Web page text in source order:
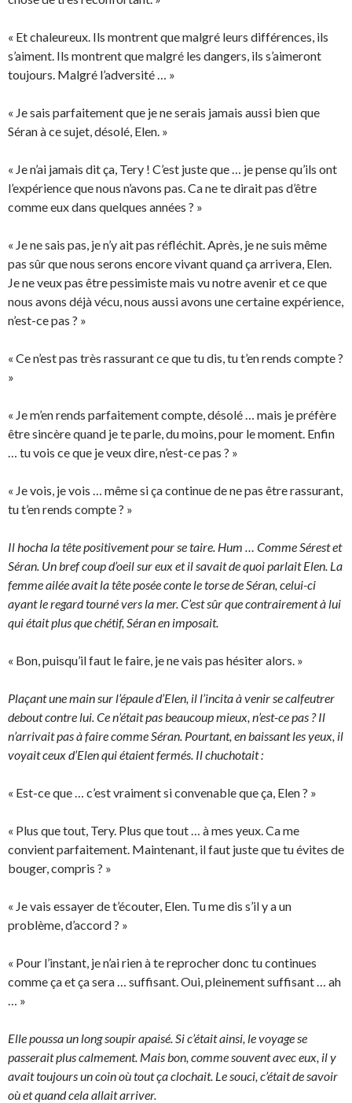
« Et chaleureux. Ils montrent que malgré leurs différences, ils
s’aiment. Ils montrent que malgré les dangers, ils s’aimeront
toujours. Malgré l’adversité … »
« Je sais parfaitement que je ne serais jamais aussi bien que
Séran à ce sujet, désolé, Elen. »
« Je n’ai jamais dit ça, Tery ! C’est juste que … je pense qu’ils ont
l’expérience que nous n’avons pas. Ca ne te dirait pas d’être
comme eux dans quelques années ? »
« Je ne sais pas, je n’y ait pas réfléchit. Après, je ne suis même
pas sûr que nous serons encore vivant quand ça arrivera, Elen.
Je ne veux pas être pessimiste mais vu notre avenir et ce que
nous avons déjà vécu, nous aussi avons une certaine expérience,
n’est-ce pas ? »
« Ce n’est pas très rassurant ce que tu dis, tu t’en rends compte ?
»
« Je m’en rends parfaitement compte, désolé … mais je préfère
être sincère quand je te parle, du moins, pour le moment. Enfin
… tu vois ce que je veux dire, n’est-ce pas ? »
« Je vois, je vois … même si ça continue de ne pas être rassurant,
tu t’en rends compte ? »
Il hocha la tête positivement pour se taire. Hum … Comme Sérest et
Séran. Un bref coup d’oeil sur eux et il savait de quoi parlait Elen. La
femme ailée avait la tête posée conte le torse de Séran, celui-ci
ayant le regard tourné vers la mer. C’est sûr que contrairement à lui
qui était plus que chétif, Séran en imposait.
« Bon, puisqu’il faut le faire, je ne vais pas hésiter alors. »
Plaçant une main sur l’épaule d’Elen, il l’incita à venir se calfeutrer
debout contre lui. Ce n’était pas beaucoup mieux, n’est-ce pas ? Il
n’arrivait pas à faire comme Séran. Pourtant, en baissant les yeux, il
voyait ceux d’Elen qui étaient fermés. Il chuchotait :
« Est-ce que … c’est vraiment si convenable que ça, Elen ? »
« Plus que tout, Tery. Plus que tout … à mes yeux. Ca me
convient parfaitement. Maintenant, il faut juste que tu évites de
bouger, compris ? »
« Je vais essayer de t’écouter, Elen. Tu me dis s’il y a un
problème, d’accord ? »
« Pour l’instant, je n’ai rien à te reprocher donc tu continues
comme ça et ça sera … suffisant. Oui, pleinement suffisant … ah
… »
Elle poussa un long soupir apaisé. Si c’était ainsi, le voyage se
passerait plus calmement. Mais bon, comme souvent avec eux, il y
avait toujours un coin où tout ça clochait. Le souci, c’était de savoir
où et quand cela allait arriver.